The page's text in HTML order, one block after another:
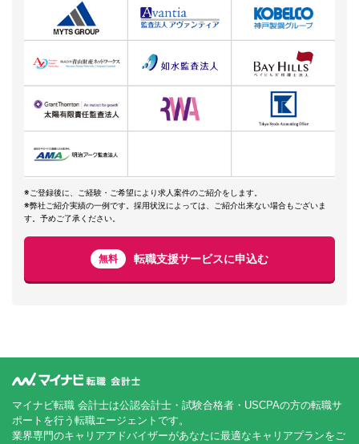
※ご登録後に、ご経験・ご希望により求人案件のご紹介をします。
※弊社ご紹介実績の一例です。採用状況によっては、ご紹介出来ない場合もございま
す。予めご了承ください。
無料 転職支援サービスに申込む
マイナビ転職 会計士は公認会計士・試験合格者・USCPAの方の転職サ
ポートを行う転職エージェントです。
業界専門のキャリアアドバイザーがあなたに最適なキャリアプランをご